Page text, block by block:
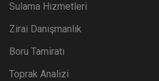
Sulama Hizmetleri
Zirai Danışmanlık
Boru Tamiratı
Toprak Analizi